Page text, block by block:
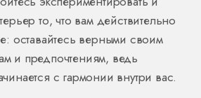
то, что вам действительно
оставайтесь верными своим
и предпочтениям, ведь
с гармонии внутри вас.